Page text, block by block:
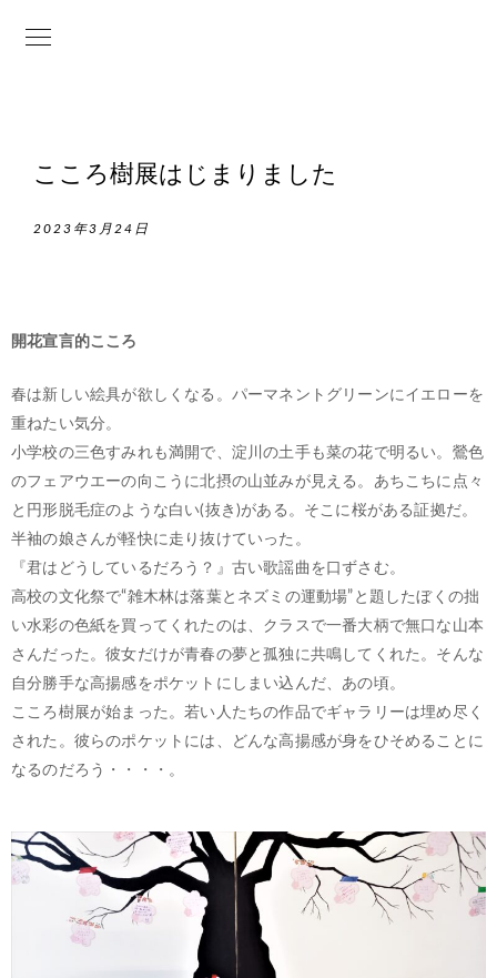
こころ樹展はじまりました
2023年3月24日
開花宣言的こころ
春は新しい絵具が欲しくなる。パーマネントグリーンにイエローを
重ねたい気分。
小学校の三色すみれも満開で、淀川の土手も菜の花で明るい。鶯色
のフェアウエーの向こうに北摂の山並みが見える。あちこちに点々
と円形脱毛症のような白い(抜き)がある。そこに桜がある証拠だ。
半袖の娘さんが軽快に走り抜けていった。
『君はどうしているだろう？』古い歌謡曲を口ずさむ。
高校の文化祭で“雑木林は落葉とネズミの運動場”と題したぼくの拙
い水彩の色紙を買ってくれたのは、クラスで一番大柄で無口な山本
さんだった。彼女だけが青春の夢と孤独に共鳴してくれた。そんな
自分勝手な高揚感をポケットにしまい込んだ、あの頃。
こころ樹展が始まった。若い人たちの作品でギャラリーは埋め尽く
された。彼らのポケットには、どんな高揚感が身をひそめることに
なるのだろう・・・・。